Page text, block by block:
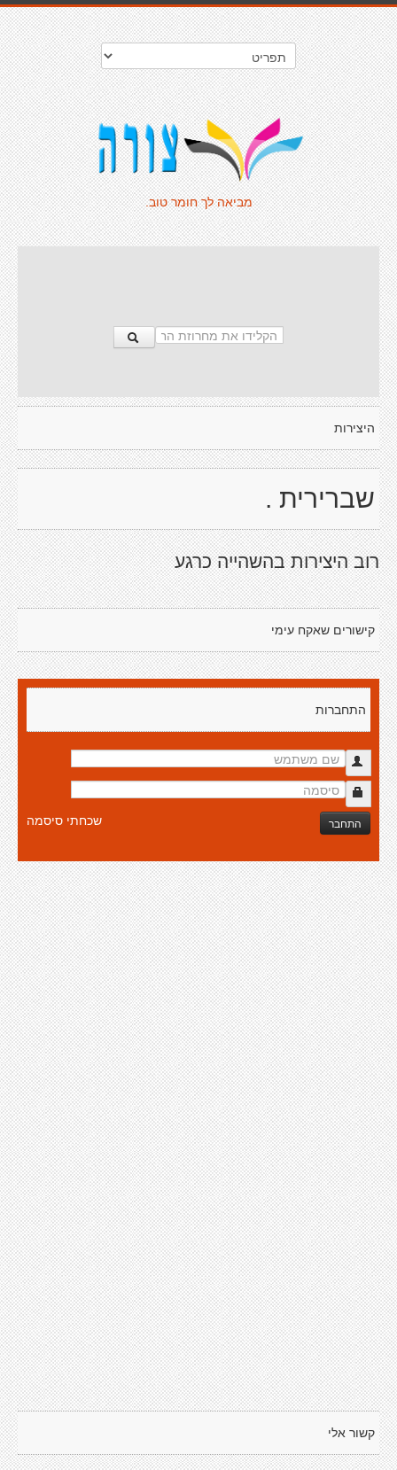
מביאה לך חומר טוב.
היצירות
שברירית .
רוב היצירות בהשהייה כרגע
קישורים שאקח עימי
התחברות
התחבר שכחתי סיסמה
קשור אלי